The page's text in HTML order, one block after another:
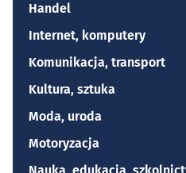
Handel
Internet, komputery
Komunikacja, transport
Kultura, sztuka
Moda, uroda
Motoryzacja